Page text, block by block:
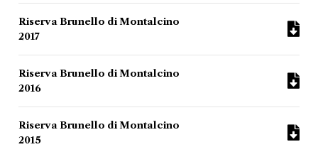
Riserva Brunello di Montalcino
2017
Riserva Brunello di Montalcino
2016
Riserva Brunello di Montalcino
2015